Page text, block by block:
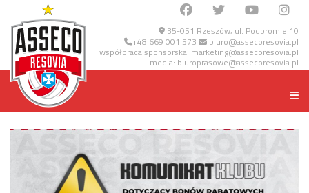
35-051 Rzeszów, ul. Podpromie 10
+48 669 001 573 biuro@assecoresovia.pl
współpraca sponsorska: marketing@assecoresovia.pl
media: biuroprasowe@assecoresovia.pl